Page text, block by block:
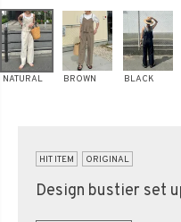
NATURAL BROWN BLACK
HIT ITEM ORIGINAL
Design bustier set